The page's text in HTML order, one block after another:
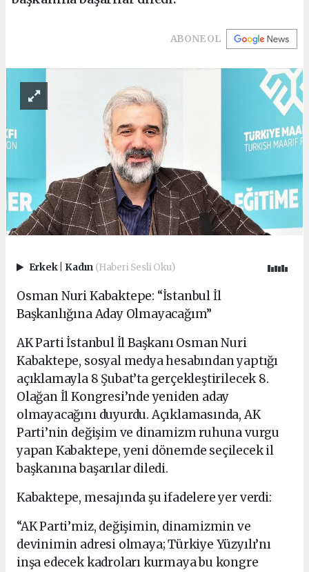
ABONE OL
Erkek Kadın (Haberi Sesli Oku)
Osman Nuri Kabaktepe: “İstanbul İl
Başkanlığına Aday Olmayacağım”
AK Parti İstanbul İl Başkanı Osman Nuri
Kabaktepe, sosyal medya hesabından yaptığı
açıklamayla 8 Şubat’ta gerçekleştirilecek 8.
Olağan İl Kongresi’nde yeniden aday
olmayacağını duyurdu. Açıklamasında, AK
Parti’nin değişim ve dinamizm ruhuna vurgu
yapan Kabaktepe, yeni dönemde seçilecek il
başkanına başarılar diledi.
Kabaktepe, mesajında şu ifadelere yer verdi:
“AK Parti’miz, değişimin, dinamizmin ve
devinimin adresi olmaya; Türkiye Yüzyılı’nı
inşa edecek kadroları kurmaya bu kongre